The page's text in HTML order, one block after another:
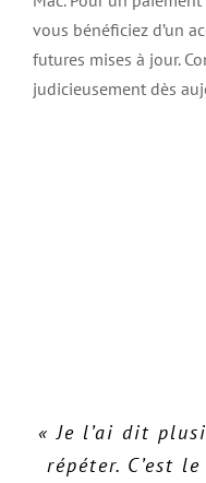
vous bénéficiez d’un
futures mises à jour.
judicieusement dès
« Je l’ai dit
répéter. C’est
« Utilisateur de
longtemps, j’en
« Je vous
financier